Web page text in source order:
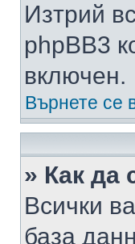
Изтрий
phpBB3
включен.
Върнете се
» Как да
Всички
база